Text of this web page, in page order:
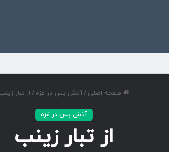
صفحه اصلی /آتش بس در غزه / از تبار زینب
آتش بس در غزه
از تبار زینب